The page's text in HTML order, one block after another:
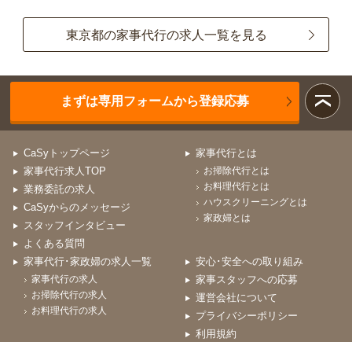
東京都の家事代行の求人一覧を見る
まずは専用フォームから登録応募
CaSyトップページ
家事代行求人TOP
業務委託の求人
CaSyからのメッセージ
スタッフインタビュー
よくある質問
家事代行とは
お掃除代行とは
お料理代行とは
ハウスクリーニングとは
家政婦とは
家事代行･家政婦の求人一覧
家事代行の求人
お掃除代行の求人
お料理代行の求人
安心･安全への取り組み
家事スタッフへの応募
運営会社について
プライバシーポリシー
利用規約